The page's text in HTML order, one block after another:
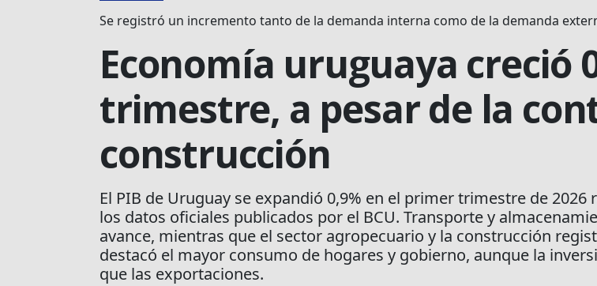
Se registró un incremento tanto de la demanda interna como de la demanda
Economía uruguaya creció
trimestre, a pesar de la
construcción
El PIB de Uruguay se expandió 0,9% en el primer trimestre de
los datos oficiales publicados por el BCU. Transporte y
avance, mientras que el sector agropecuario y la construcción
destacó el mayor consumo de hogares y gobierno, aunque la
que las exportaciones.